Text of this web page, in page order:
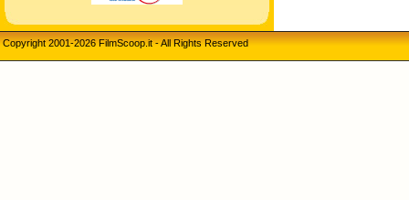
Copyright 2001-2026 FilmScoop.it - All Rights Reserved